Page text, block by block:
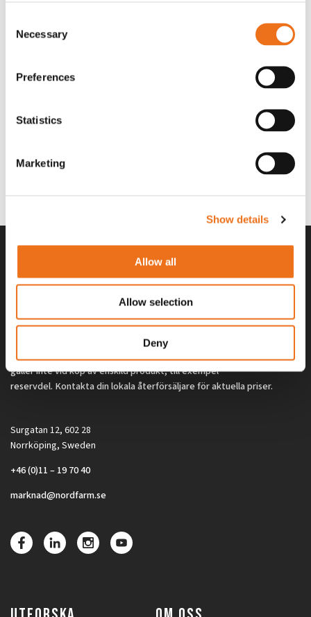
Selection
Necessary
Preferences
Statistics
Marketing
Show details
Allow all
Allow selection
Deny
Lägg till i varukorg
Rotor teeth 8t/6k 0Gr/8 R6/14
Alla priser på tillbehör och tillval gäller vid köp av ny maskin. Priserna
gäller inte vid köp av enskild produkt, till exempel
reservdel. Kontakta din lokala återförsäljare för aktuella priser.
Surgatan 12, 602 28
Norrköping, Sweden
+46 (0)11 – 19 70 40
marknad@nordfarm.se